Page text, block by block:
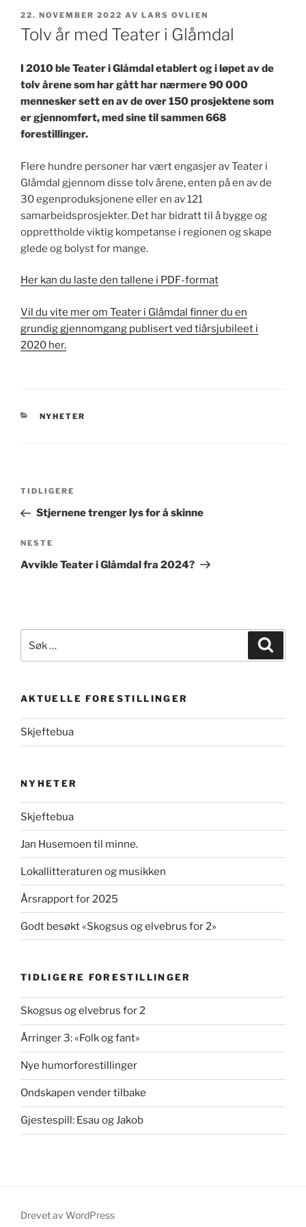
PUBLISERT
22. NOVEMBER 2022 AV LARS OVLIEN
Tolv år med Teater i Glåmdal
I 2010 ble Teater i Glåmdal etablert og i løpet av de
tolv årene som har gått har nærmere 90000
mennesker sett en av de over 150 prosjektene som
er gjennomført, med sine til sammen 668
forestillinger.
Flere hundre personer har vært engasjer av Teater i
Glåmdal gjennom disse tolv årene, enten på en av de
30 egenproduksjonene eller en av 121
samarbeidsprosjekter. Det har bidratt til å bygge og
opprettholde viktig kompetanse i regionen og skape
glede og bolyst for mange.
Her kan du laste den tallene i PDF-format
Vil du vite mer om Teater i Glåmdal finner du en
grundig gjennomgang publisert ved tiårsjubileet i
2020 her.
KATEGORIER
NYHETER
Innleggsnavigasjon
Forrige
innlegg
TIDLIGERE
Stjernene trenger lys for å skinne
Neste
innlegg
NESTE
Avvikle Teater i Glåmdal fra 2024?
etter:
AKTUELLE FORESTILLINGER
Skjeftebua
NYHETER
Skjeftebua
Jan Husemoen til minne.
Lokallitteraturen og musikken
Årsrapport for 2025
Godt besøkt «Skogsus og elvebrus for 2»
TIDLIGERE FORESTILLINGER
Skogsus og elvebrus for 2
Årringer 3: «Folk og fant»
Nye humorforestillinger
Ondskapen vender tilbake
Gjestespill: Esau og Jakob
Drevet av WordPress